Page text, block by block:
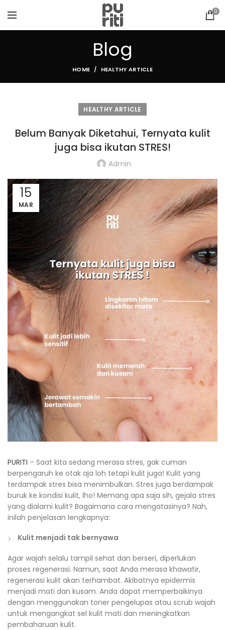
0
Blog
HOME HEALTHY ARTICLE
HEALTHY ARTICLE
Belum Banyak Diketahui, Ternyata kulit
juga bisa ikutan STRES!
Admin
15
MAR
PURITI – Saat kita sedang merasa stres, gak cuman
berpengaruh ke otak aja loh tetapi kulit juga! Kulit yang
terdampak stres bisa menimbulkan. Stres juga berdampak
buruk ke kondisi kulit, lho! Memang apa saja sih, gejala stres
yang dialami kulit? Bagaimana cara mengatasinya? Nah,
inilah penjelasan lengkapnya:
Kulit menjadi tak bernyawa
Agar wajah selalu tampil sehat dan berseri, diperlukan
proses regenerasi. Namun, saat Anda merasa khawatir,
regenerasi kulit akan terhambat. Akibatnya epidermis
menjadi mati dan kusam. Anda dapat memperbaikinya
dengan menggunakan toner pengelupas atau scrub wajah
untuk mengangkat sel kulit mati dan meningkatkan
pembaharuan kulit.